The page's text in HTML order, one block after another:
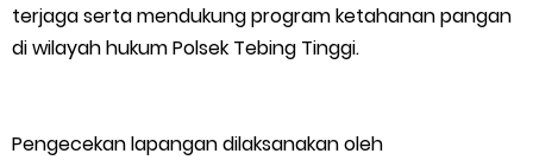
Bencana Terus Mengancam, Pembangunan Jalan Tol
Green Policing Goes to School, Ketua Bhayangkari Cabang
terjaga serta mendukung program ketahanan pangan
di wilayah hukum Polsek Tebing Tinggi.
Pengecekan lapangan dilaksanakan oleh